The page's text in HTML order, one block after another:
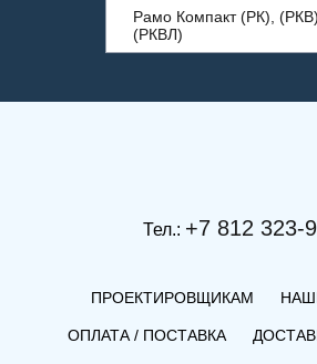
Рамо Компакт (РК), (РКВ),
(РКВЛ)
Тел.: +7 812 323-
ПРОЕКТИРОВЩИКАМ
ОПЛАТА / ПОСТАВКА